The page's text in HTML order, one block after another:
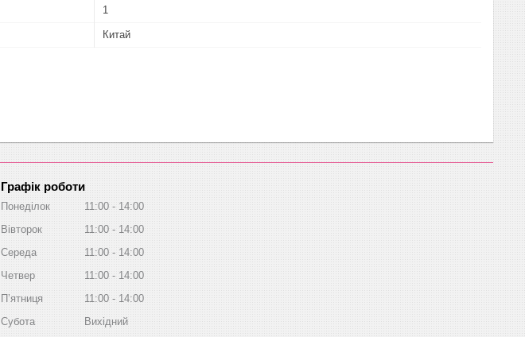
1
Китай
Графік роботи
Понеділок 11:00
14:00
Вівторок
11:00
14:00
Середа
11:00
14:00
Четвер
11:00
14:00
Пʼятниця
11:00
14:00
Субота
Вихідний